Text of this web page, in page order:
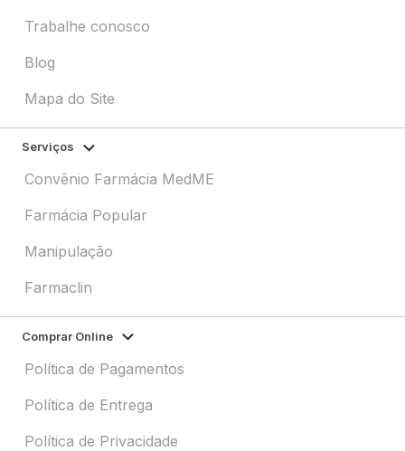
Trabalhe conosco
Blog
Mapa do Site
Serviços
Convênio Farmácia MedME
Farmácia Popular
Manipulação
Farmaclin
Comprar Online
Política de Pagamentos
Política de Entrega
Política de Privacidade